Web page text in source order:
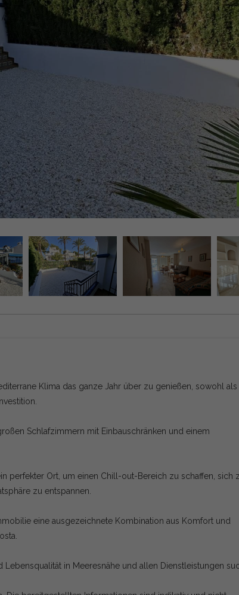
Klima das ganze Jahr über zu genießen, sowohl als
Schlafzimmern mit Einbauschränken und einem
perfekter Ort, um einen Chill-out-Bereich zu schaffen, sich
zu entspannen.
eine ausgezeichnete Kombination aus Komfort und
in Meeresnähe und allen Dienstleistungen